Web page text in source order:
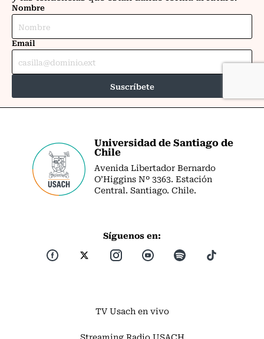
Universidad de Santiago de
Chile
Avenida Libertador Bernardo
O’Higgins Nº 3363. Estación
Central. Santiago. Chile.
Síguenos en:
TV Usach en vivo